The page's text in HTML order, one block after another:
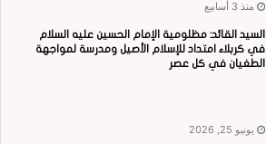
منذ 3 أسابيع
السيد القائد: مظلومية الإمام الحسين عليه السلام
في كربلاء امتداد للإسلام الأصيل ومدرسة لمواجهة
الطغيان في كل عصر
يونيو 25, 2026